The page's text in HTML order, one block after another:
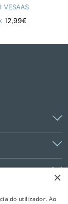
VESAAS
12,99€
×
do utilizador. Ao